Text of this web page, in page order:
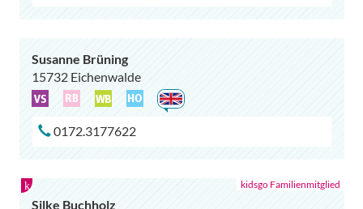
Susanne Brüning
15732 Eichenwalde
0172.3177622
Silke Buchholz